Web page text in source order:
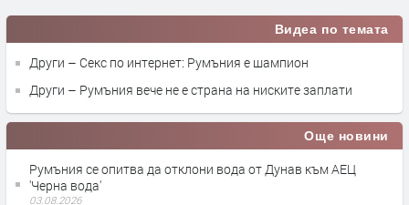
Видеа по темата
Други – Секс по интернет: Румъния е шампион
Други – Румъния вече не е страна на ниските заплати
Още новини
Румъния се опитва да отклони вода от Дунав към АЕЦ
'Черна вода'
03.08.2026